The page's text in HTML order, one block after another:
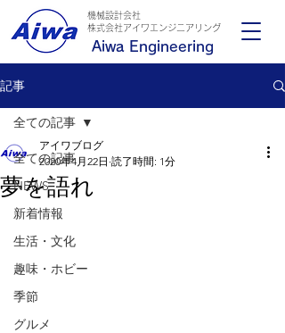
Aiwa Engineering
機械設計会社
​株式会社アイワエンジニアリング
記事
全ての記事
NEWS
新着情報
生活・文化
趣味・ホビー
季節
グルメ
全ての記事
夢を語れ
アイワブログ
2020年4月22日 読了時間: 1分